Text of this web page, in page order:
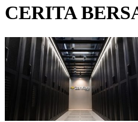
CERITA